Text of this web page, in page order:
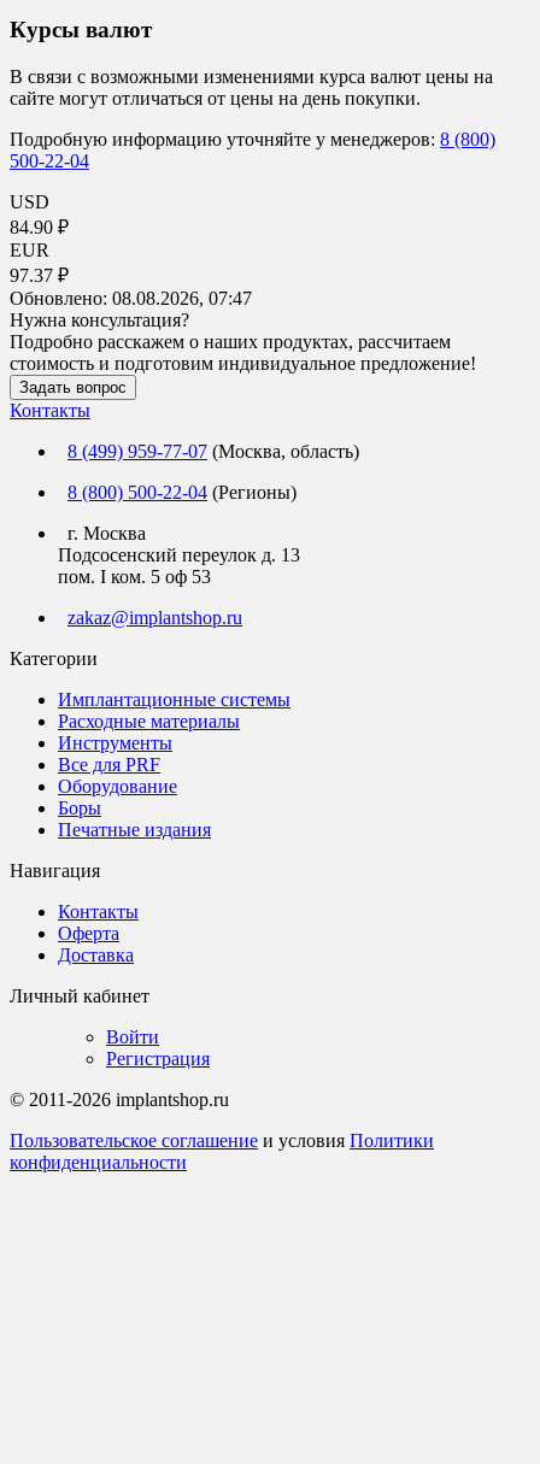
Курсы валют
В связи с возможными изменениями курса валют цены на
сайте могут отличаться от цены на день покупки.
Подробную информацию уточняйте у менеджеров: 8 (800)
500-22-04
USD
84.90 ₽
EUR
97.37 ₽
Обновлено: 08.08.2026, 07:47
Нужна консультация?
Подробно расскажем о наших продуктах, рассчитаем
стоимость и подготовим индивидуальное предложение!
Задать вопрос
Контакты
8 (499) 959-77-07 (Москва, область)
8 (800) 500-22-04 (Регионы)
г. Москва
Подсосенский переулок д. 13
пом. I ком. 5 оф 53
zakaz@implantshop.ru
Категории
Имплантационные системы
Расходные материалы
Инструменты
Все для PRF
Оборудование
Боры
Печатные издания
Навигация
Контакты
Оферта
Доставка
Личный кабинет
Войти
Регистрация
© 2011-2026 implantshop.ru
Пользовательское соглашение и условия Политики
конфиденциальности